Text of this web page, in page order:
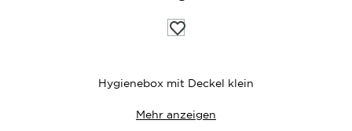
Auf
die
Hygienebox mit Deckel klein
Mehr anzeigen